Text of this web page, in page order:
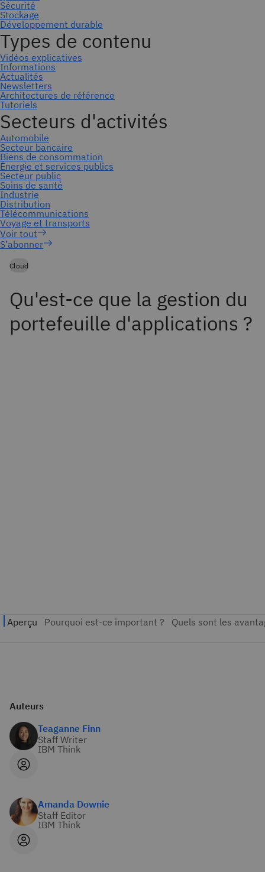
S’abonner
Cloud
Qu'est-ce que la gestion du
portefeuille d'applications ?
Auteurs
Teaganne Finn
Staff Writer
IBM Think
Amanda Downie
Staff Editor
IBM Think